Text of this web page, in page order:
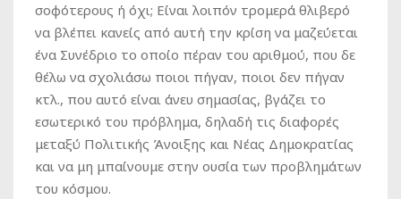
σοφότερους ή όχι; Είναι λοιπόν τρομερά θλιβερό
να βλέπει κανείς από αυτή την κρίση να μαζεύεται
ένα Συνέδριο το οποίο πέραν του αριθμού, που δε
θέλω να σχολιάσω ποιοι πήγαν, ποιοι δεν πήγαν
κτλ., που αυτό είναι άνευ σημασίας, βγάζει το
εσωτερικό του πρόβλημα, δηλαδή τις διαφορές
μεταξύ Πολιτικής Άνοιξης και Νέας Δημοκρατίας
και να μη μπαίνουμε στην ουσία των προβλημάτων
του κόσμου.